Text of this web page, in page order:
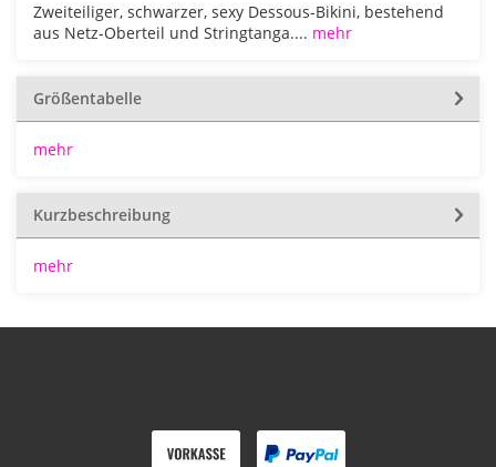
Zweiteiliger, schwarzer, sexy Dessous-Bikini, bestehend
aus Netz-Oberteil und Stringtanga.... mehr
Größentabelle
mehr
Kurzbeschreibung
mehr